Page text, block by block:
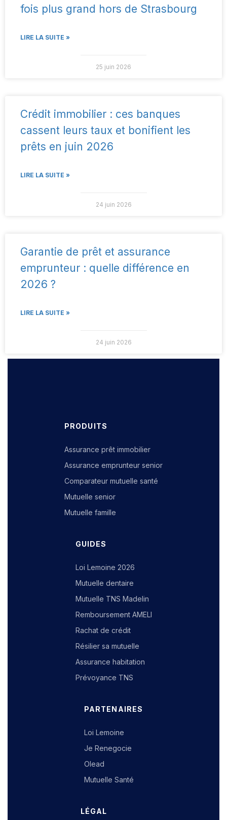
fois plus grand hors de Strasbourg
LIRE LA SUITE »
25 juin 2026
Crédit immobilier : ces banques
cassent leurs taux et bonifient les
prêts en juin 2026
LIRE LA SUITE »
24 juin 2026
Garantie de prêt et assurance
emprunteur : quelle différence en
2026 ?
LIRE LA SUITE »
24 juin 2026
PRODUITS
Assurance prêt immobilier
Assurance emprunteur senior
Comparateur mutuelle santé
Mutuelle senior
Mutuelle famille
GUIDES
Loi Lemoine 2026
Mutuelle dentaire
Mutuelle TNS Madelin
Remboursement AMELI
Rachat de crédit
Résilier sa mutuelle
Assurance habitation
Prévoyance TNS
PARTENAIRES
Loi Lemoine
Je Renegocie
Olead
Mutuelle Santé
LÉGAL